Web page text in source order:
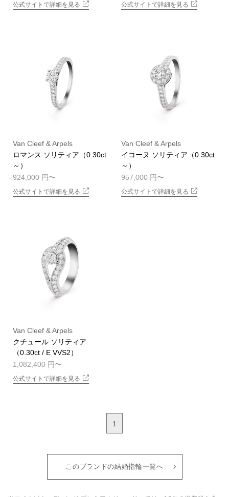
公式サイトで詳細を見る 公式サイトで詳細を見る
Van Cleef & Arpels
ロマンス ソリティア（0.30ct
～）
924,000 円
公式サイトで詳細を見る
Van Cleef & Arpels
イコーヌ ソリティア（0.30ct
～）
957,000 円
公式サイトで詳細を見る
Van Cleef & Arpels
クチュール ソリティア
（0.30ct / E VVS2）
1,082,400 円
公式サイトで詳細を見る
1
このブランドの結婚指輪一覧へ